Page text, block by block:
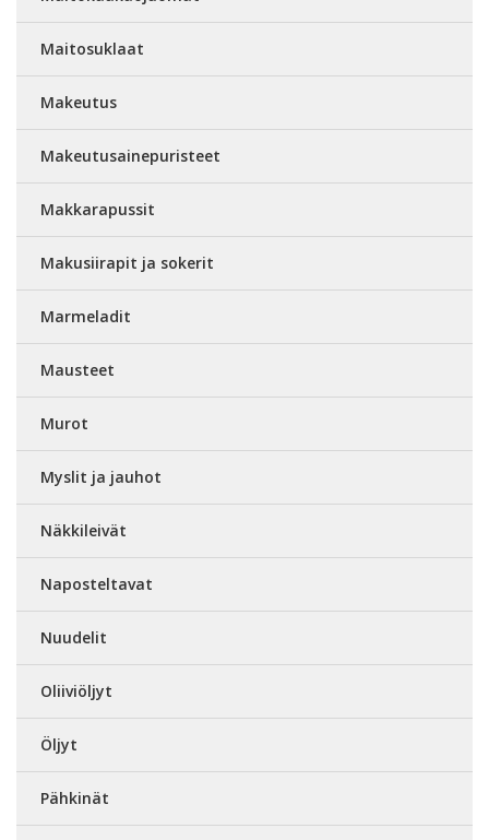
Maitosuklaat
Makeutus
Makeutusainepuristeet
Makkarapussit
Makusiirapit ja sokerit
Marmeladit
Mausteet
Murot
Myslit ja jauhot
Näkkileivät
Naposteltavat
Nuudelit
Oliiviöljyt
Öljyt
Pähkinät